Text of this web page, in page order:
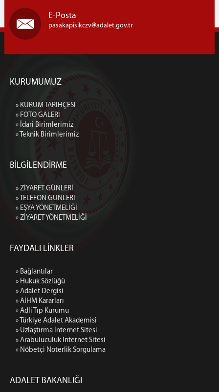
E-Posta
pasakapisikczv adalet.gov.tr
KURUMUMUZ
» KURUM TARİHÇESİ
» FOTO GALERİ
» İdari Birimlerimiz
» Teknik Birimlerimiz
BİLGİLENDİRME
» ZİYARET GÜNLERİ
» TELEFON GÜNLERİ
» EŞYA YÖNETMELİĞİ
» ZİYARET YÖNETMELİĞİ
FAYDALI LİNKLER
» Bağlantılar
» Hukuk Sözlüğü
» Adalet Dergisi
» AİHM Kararları
» Adli Tıp Kurumu
» Türkiye Adalet Akademisi
» Uzlaştırma İnternet Sitesi
» Arabuluculuk İnternet Sitesi
» Nöbetçi Noterlik Sorgulama
ADALET BAKANLIĞI